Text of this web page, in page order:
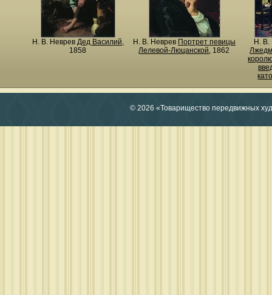
Н. В. Неврев Дед Василий,
1858
Н. В. Неврев Портрет певицы
Лелевой-Люцанской, 1862
Н. В.
© 2026 «Товарищество передвижных